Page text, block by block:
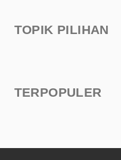
TOPIK PILIHAN
TERPOPULER